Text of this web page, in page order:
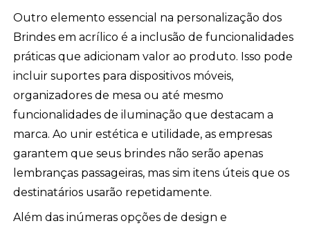
Outro elemento essencial na personalização dos
Brindes em acrílico é a inclusão de funcionalidades
práticas que adicionam valor ao produto. Isso pode
incluir suportes para dispositivos móveis,
organizadores de mesa ou até mesmo
funcionalidades de iluminação que destacam a
marca. Ao unir estética e utilidade, as empresas
garantem que seus brindes não serão apenas
lembranças passageiras, mas sim itens úteis que os
destinatários usarão repetidamente.
Além das inúmeras opções de design e